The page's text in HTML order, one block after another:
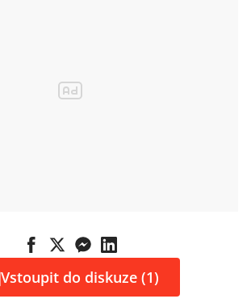
Vstoupit do diskuze (1)